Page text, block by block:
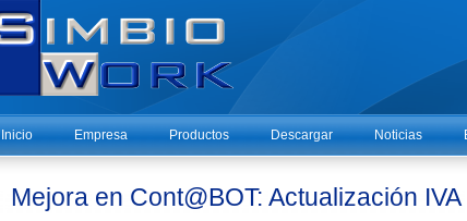
Inicio Empresa Productos Descargar Noticias
Mejora en Cont@BOT: Actualización IVA